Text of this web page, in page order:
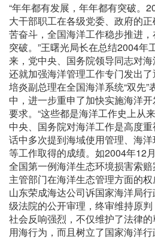
“年年都有发展，年年都有突破。
大干部职工在各级党委、政府的
苦奋斗，全国海洋工作稳步推进
突破。”王曙光局长在总结2004年
来，党中央、国务院领导同志对
还就加强海洋管理工作专门发出
培炎副总理在全国海洋系统“双先
中，进一步重申了加快实施海洋
要求。“这些都是海洋工作史上从
中央、国务院对海洋工作是高度
话中多次提到海域使用管理、海
等工作取得的成绩。如2004年12
全国第一例海洋生态环境损害索
主管部门在海洋生态管理方面的
山东荣成海达公司诉国家海洋局
级法院的公开审理，终审维持原
社会反响强烈，不仅维护了法律
用海行为，而且树立了国家海洋行